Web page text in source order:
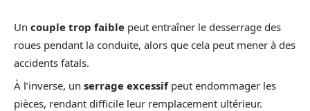
Un couple trop faible peut entraîner le desserrage des
roues pendant la conduite, alors que cela peut mener à des
accidents fatals.
À l’inverse, un serrage excessifpeut endommager les
pièces, rendant difficile leur remplacement ultérieur.